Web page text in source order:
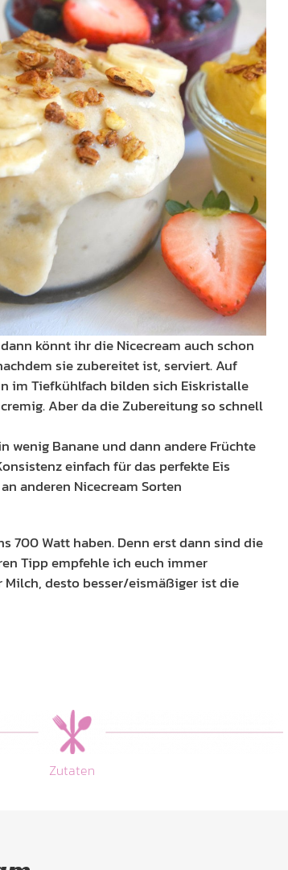
könnt ihr die Nicecream auch schon
sie zubereitet ist, serviert. Auf
im Tiefkühlfach bilden sich Eiskristalle
Aber da die Zubereitung so schnell
wenig Banane und dann andere Früchte
einfach für das perfekte Eis
anderen Nicecream Sorten
700 Watt haben. Denn erst dann sind die
Tipp empfehle ich euch immer
Milch, desto besser/eismäßiger ist die
Zutaten